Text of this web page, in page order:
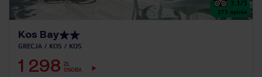
3.1/5
273 opinie
Kos Bay
GRECJA KOS KOS
1 298 ZŁ
OSOBA